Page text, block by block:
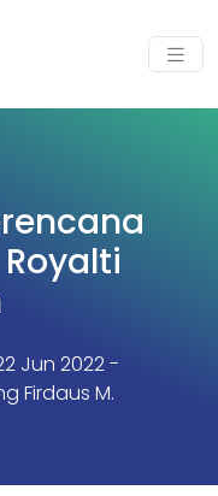
Jun 2022 -
Firdaus M.